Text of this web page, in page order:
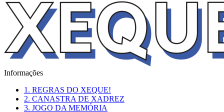
Informações
1. REGRAS DO XEQUE!
2. CANASTRA DE XADREZ
3. JOGO DA MEMÓRIA